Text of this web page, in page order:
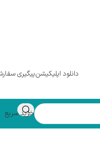
دانلود اپلیکیشنپیگیری
خرید سریع